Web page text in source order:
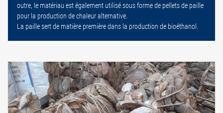
outre, le matériau est également utilisé sous forme de pellets de paille
pour la production de chaleur alternative.
La paille sert de matière première dans la production de bioéthanol.